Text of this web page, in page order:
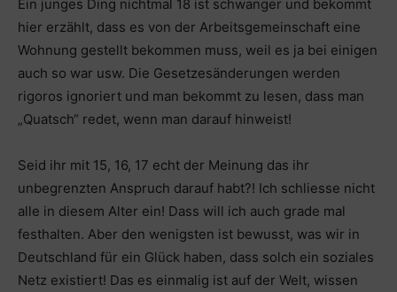
Ein junges Ding nichtmal 18 ist schwanger und bekommt
hier erzählt, dass es von der Arbeitsgemeinschaft eine
Wohnung gestellt bekommen muss, weil es ja bei einigen
auch so war usw. Die Gesetzesänderungen werden
rigoros ignoriert und man bekommt zu lesen, dass man
„Quatsch“ redet, wenn man darauf hinweist!
Seid ihr mit 15, 16, 17 echt der Meinung das ihr
unbegrenzten Anspruch darauf habt?! Ich schliesse nicht
alle in diesem Alter ein! Dass will ich auch grade mal
festhalten. Aber den wenigsten ist bewusst, was wir in
Deutschland für ein Glück haben, dass solch ein soziales
Netz existiert! Das es einmalig ist auf der Welt, wissen